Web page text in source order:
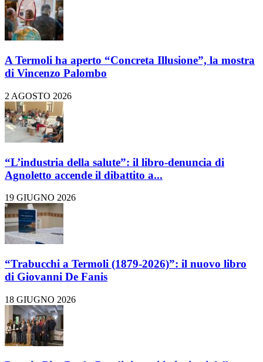
A Termoli ha aperto “Concreta Illusione”, la mostra
di Vincenzo Palombo
2 AGOSTO 2026
“L’industria della salute”: il libro-denuncia di
Agnoletto accende il dibattito a...
19 GIUGNO 2026
“Trabucchi a Termoli (1879-2026)”: il nuovo libro
di Giovanni De Fanis
18 GIUGNO 2026